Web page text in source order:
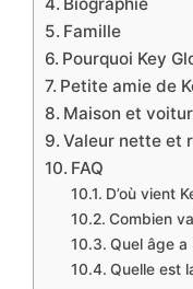
Famille
Pourquoi Key
Petite amie de
Maison et
Valeur nette et
FAQ
D’où vient
Combien
Quel âge a
Quelle est